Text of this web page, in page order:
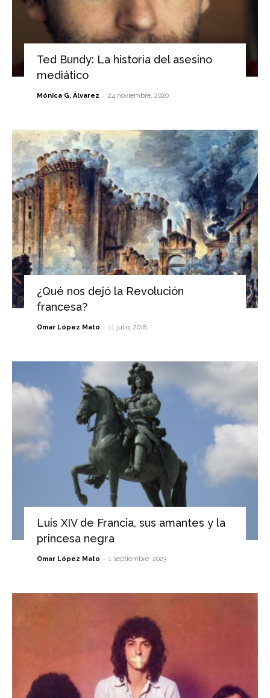
Ted Bundy: La historia del asesino
mediático
Mónica G. Álvarez - 24 noviembre, 2020
¿Qué nos dejó la Revolución
francesa?
Omar López Mato - 11 julio, 2018
Luis XIV de Francia, sus amantes y la
princesa negra
Omar López Mato - 1 septiembre, 2023